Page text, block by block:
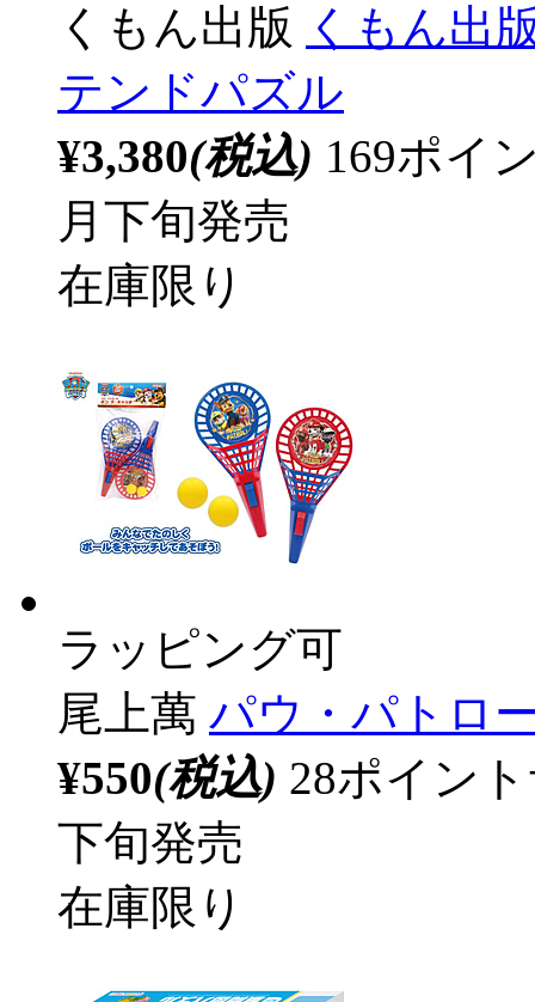
くもん出版 くもん出
テンドパズル
¥3,380(税込) 169ポイ
月下旬発売
在庫限り
ラッピング可
尾上萬 パウ・パトロ
¥550(税込) 28ポイン
下旬発売
在庫限り